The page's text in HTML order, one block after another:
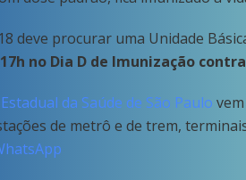
deve procurar uma Unidade
no Dia D de Imunização
da Saúde de São Paulo
de metrô e de trem,